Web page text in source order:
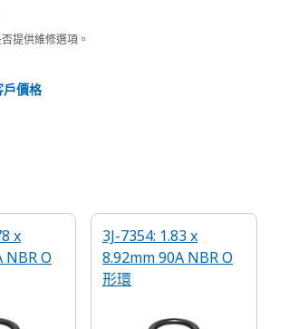
提供維修選項。
戶價格
x
NBR O
3J-7354: 1.83 x
8.92mm 90A NBR O
形環